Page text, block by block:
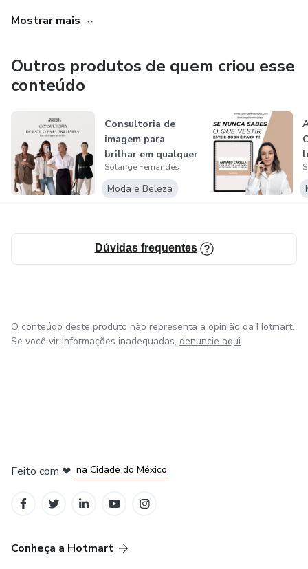
Por isso, trabalho com base em conceitos como Moda
Já pensaste em ter mais tempo para ti, vestir-te bem
próprio armário?
Fala comigo.
Mostrar mais
Outros produtos de quem criou esse
conteúdo
Consultoria de
imagem para
brilhar em qualquer
ocasião
Solange Fernandes
Moda e Beleza
Dúvidas frequentes
O conteúdo deste produto não representa a opinião da Hotmart.
Se você vir informações inadequadas, denuncie aqui
Feito com ❤ na Cidade do México
Conheça a Hotmart